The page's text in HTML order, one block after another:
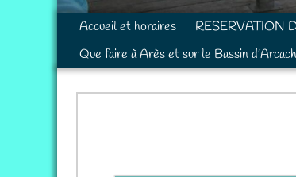
Accueil et horaires RESERVATION
Que faire à Arès et sur le Bassin